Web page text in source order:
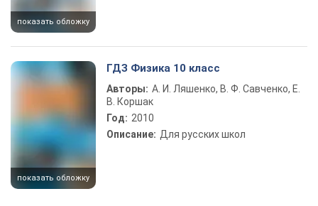
показать обложку
показать обложку
ГДЗ Физика 10 класс
Авторы: А. И. Ляшенко, В. Ф. Савченко, Е.
В. Коршак
Год: 2010
Описание: Для русских школ